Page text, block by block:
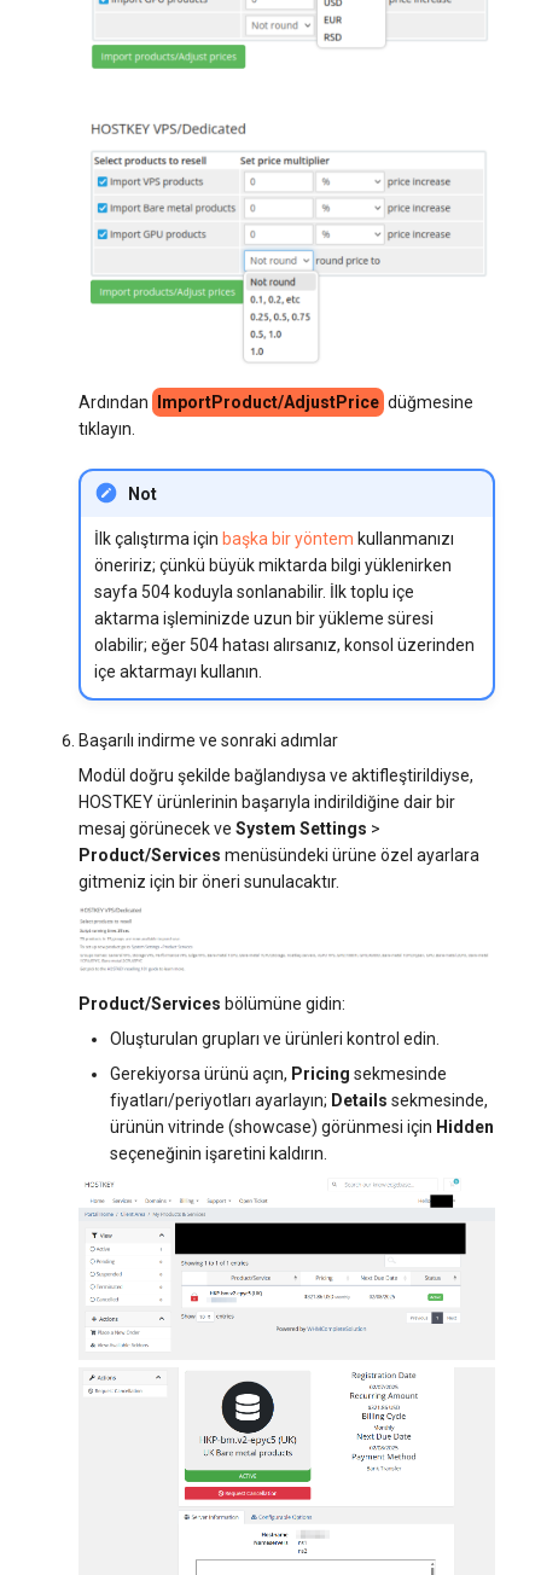
Ardından ImportProduct/AdjustPrice düğmesine
tıklayın.
Not
İlk çalıştırma için başka bir yöntem kullanmanızı
öneririz; çünkü büyük miktarda bilgi yüklenirken
sayfa 504 koduyla sonlanabilir. İlk toplu içe
aktarma işleminizde uzun bir yükleme süresi
olabilir; eğer 504 hatası alırsanız, konsol üzerinden
içe aktarmayı kullanın.
Başarılı indirme ve sonraki adımlar
Modül doğru şekilde bağlandıysa ve aktifleştirildiyse,
HOSTKEY ürünlerinin başarıyla indirildiğine dair bir
mesaj görünecek ve System Settings >
Product/Services menüsündeki ürüne özel ayarlara
gitmeniz için bir öneri sunulacaktır.
Product/Services bölümüne gidin:
Oluşturulan grupları ve ürünleri kontrol edin.
Gerekiyorsa ürünü açın, Pricing sekmesinde
fiyatları/periyotları ayarlayın; Details sekmesinde,
ürünün vitrinde (showcase) görünmesi için Hidden
seçeneğinin işaretini kaldırın.